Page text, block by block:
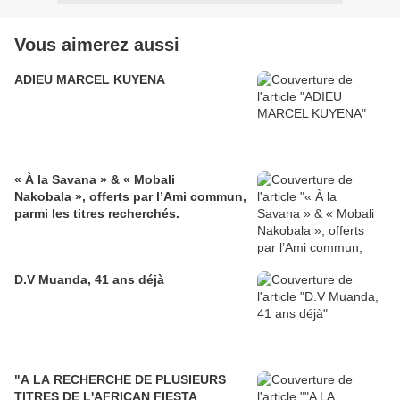
Vous aimerez aussi
ADIEU MARCEL KUYENA
« À la Savana » & « Mobali
Nakobala », offerts par l’Ami commun,
parmi les titres recherchés.
D.V Muanda, 41 ans déjà
"A LA RECHERCHE DE PLUSIEURS
TITRES DE L'AFRICAN FIESTA